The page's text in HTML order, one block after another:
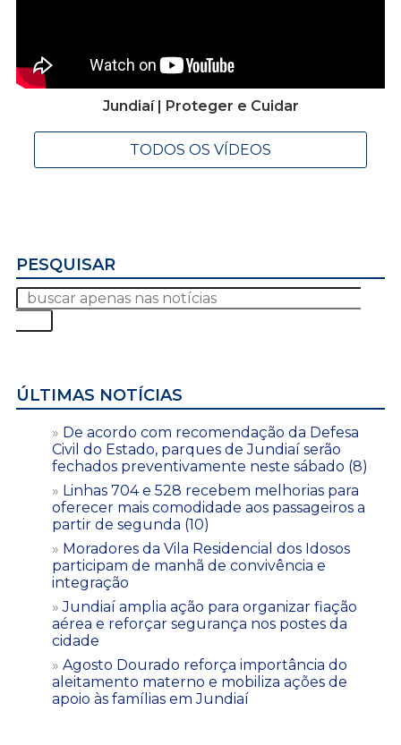
Jundiaí | Proteger e Cuidar
TODOS OS VÍDEOS
PESQUISAR
ÚLTIMAS NOTÍCIAS
De acordo com recomendação da Defesa
Civil do Estado, parques de Jundiaí serão
fechados preventivamente neste sábado (8)
Linhas 704 e 528 recebem melhorias para
oferecer mais comodidade aos passageiros a
partir de segunda (10)
Moradores da Vila Residencial dos Idosos
participam de manhã de convivência e
integração
Jundiaí amplia ação para organizar fiação
aérea e reforçar segurança nos postes da
cidade
Agosto Dourado reforça importância do
aleitamento materno e mobiliza ações de
apoio às famílias em Jundiaí